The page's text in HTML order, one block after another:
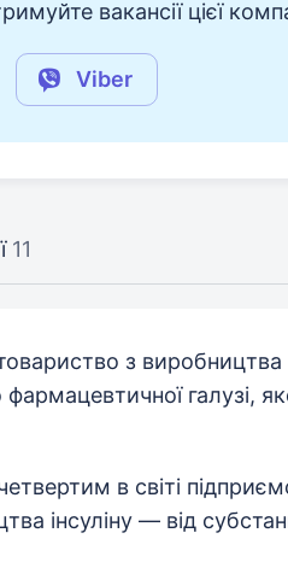
вакансії цієї
Viber
11
з виробництва
галузі,
в світі
інсуліну — від